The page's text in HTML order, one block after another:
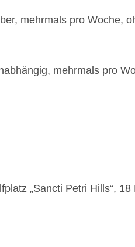
mehrmals pro Woche,
mehrmals pro
„Sancti Petri Hills“,